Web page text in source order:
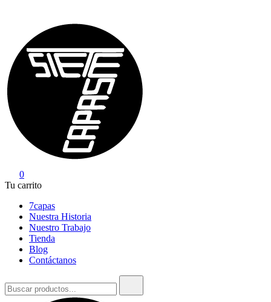
contenido
7Capas
0
Tu carrito
7capas
Nuestra Historia
Nuestro Trabajo
Tienda
Blog
Contáctanos